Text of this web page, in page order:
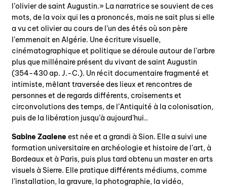
l’olivier de saint Augustin.» La narratrice se souvient de ces
mots, de la voix qui les a prononcés, mais ne sait plus si elle
a vu cet olivier au cours de l’un des étés où son père
l’emmenait en Algérie. Une écriture visuelle,
cinématographique et politique se déroule autour de l’arbre
plus que millénaire présent du vivant de saint Augustin
(354-430 ap. J.-C.). Un récit documentaire fragmenté et
intimiste, mêlant traversée des lieux et rencontres de
personnes et de regards différents, croisements et
circonvolutions des temps, de l’Antiquité à la colonisation,
puis de la libération jusqu’à aujourd’hui..
Sabine Zaalene est née et a grandi à Sion. Elle a suivi une
formation universitaire en archéologie et histoire de l’art, à
Bordeaux et à Paris, puis plus tard obtenu un master en arts
visuels à Sierre. Elle pratique différents médiums, comme
l’installation, la gravure, la photographie, la vidéo,